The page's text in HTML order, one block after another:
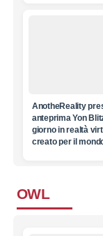
AnotheReality
anteprima Yon
giorno in realtà
creato per il
OWL